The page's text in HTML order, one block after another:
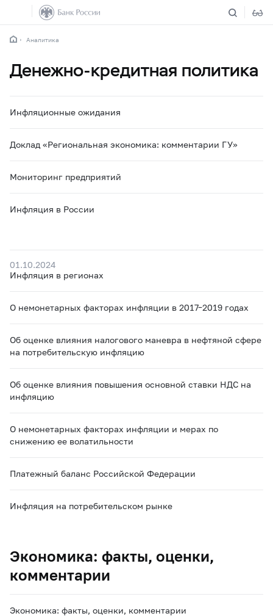
Аналитика
Денежно-кредитная политика
Инфляционные ожидания
Доклад «Региональная экономика: комментарии ГУ»
Мониторинг предприятий
Инфляция в России
01.10.2024
Инфляция в регионах
О немонетарных факторах инфляции в 2017–2019 годах
Об оценке влияния налогового маневра в нефтяной сфере
на потребительскую инфляцию
Об оценке влияния повышения основной ставки НДС на
инфляцию
О немонетарных факторах инфляции и мерах по
снижению ее волатильности
Платежный баланс Российской Федерации
Инфляция на потребительском рынке
Экономика: факты, оценки,
комментарии
Экономика: факты, оценки, комментарии